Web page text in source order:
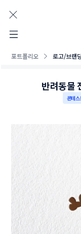
포트폴리오 로고/브랜
반려동물
콘테